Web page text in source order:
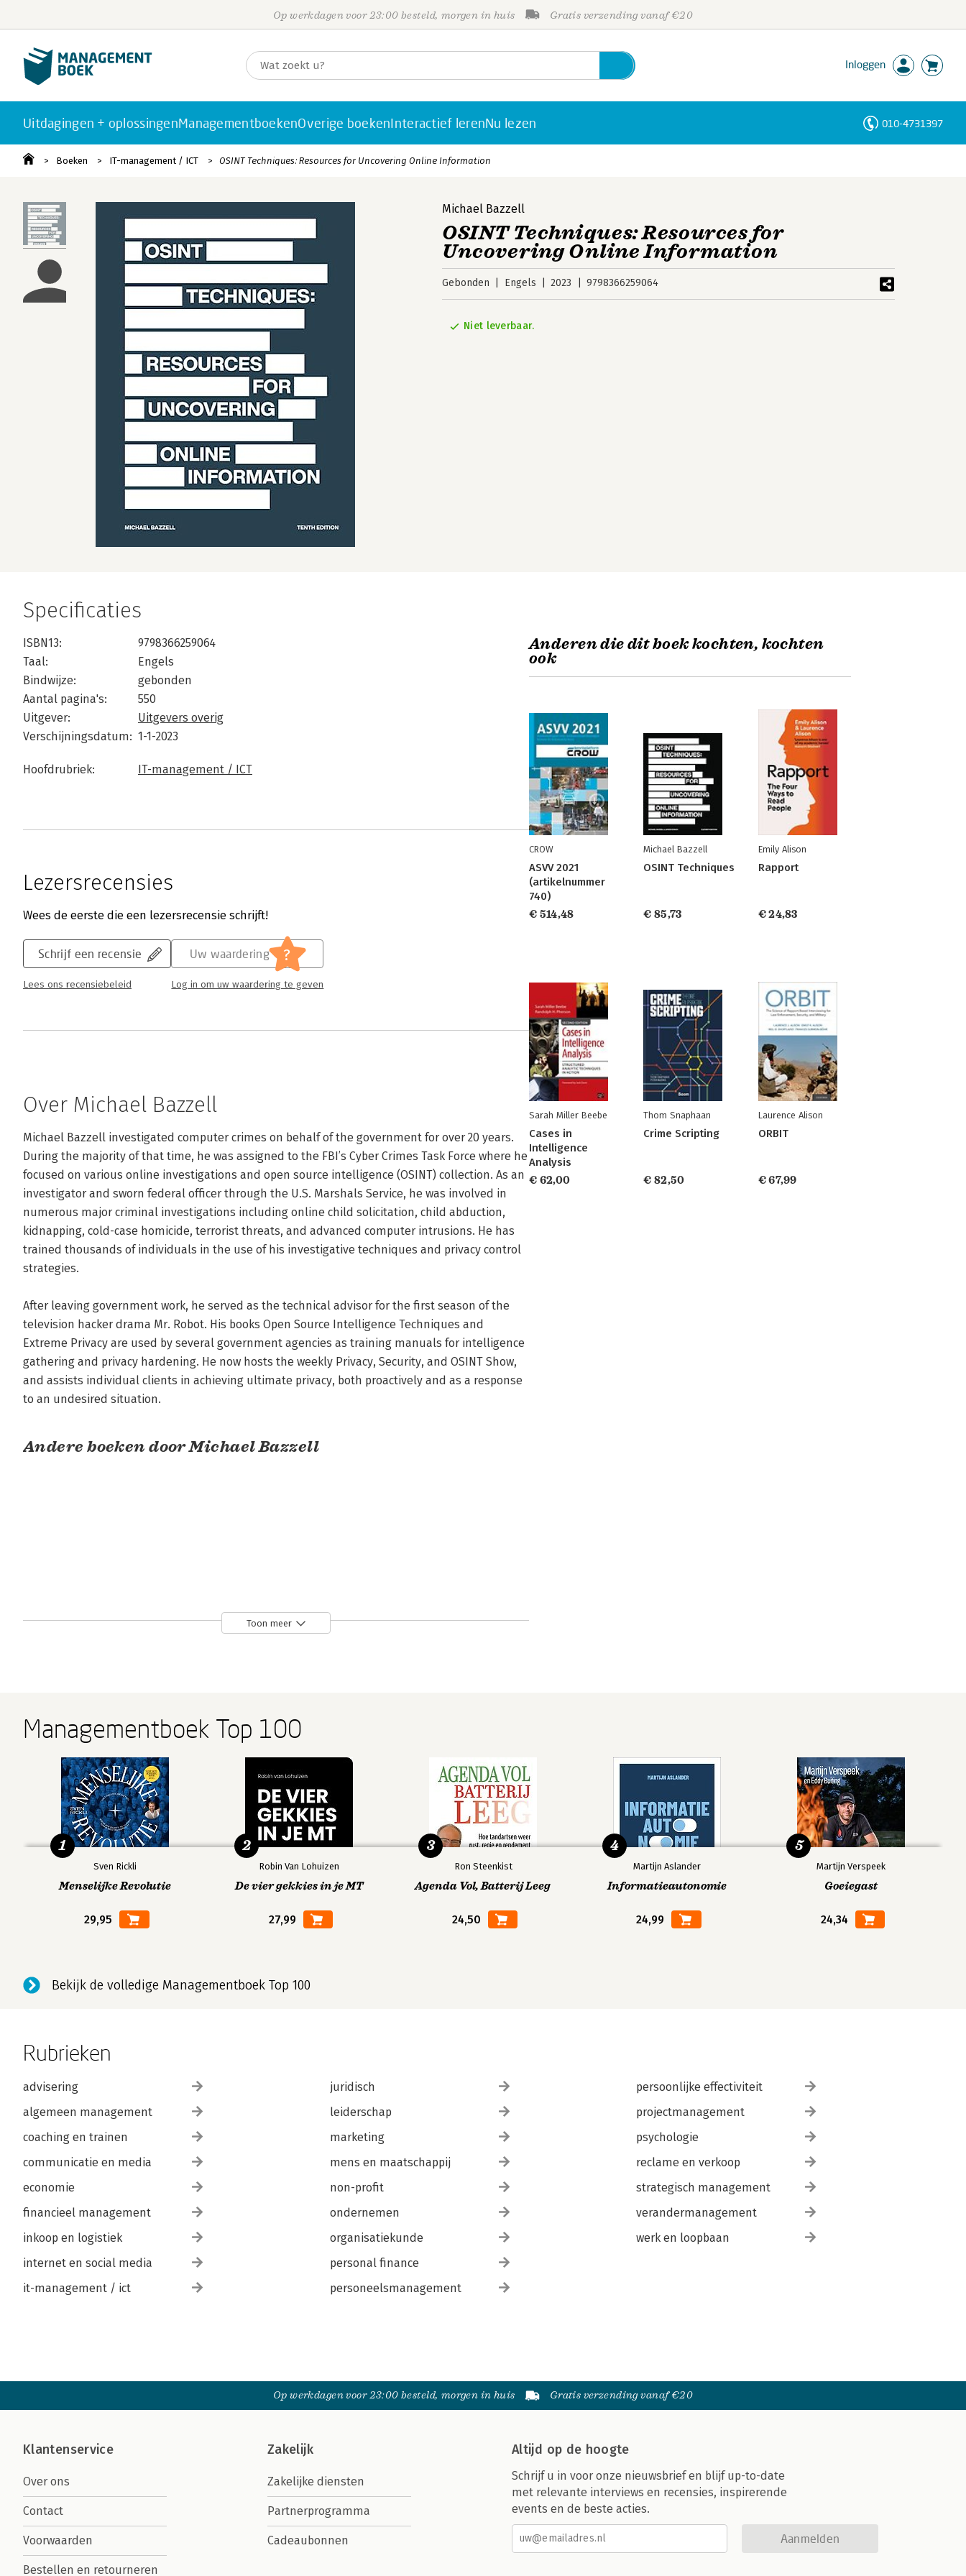
Op werkdagen voor 23:00 besteld, morgen in huis Gratis verzending vanaf €20
Inloggen
Uitdagingen + oplossingenManagementboekenOverige boekenInteractief lerenNu lezen 010-4731397
Boeken IT-management / ICT OSINT Techniques: Resources for Uncovering Online Information
Michael Bazzell
OSINT Techniques: Resources for
Uncovering Online Information
Gebonden Engels 2023 9798366259064
Niet leverbaar.
Specificaties
ISBN13:
9798366259064
Taal:
Engels
Bindwijze:
gebonden
Aantal pagina's:
550
Uitgever:
Uitgevers overig
Verschijningsdatum: 1-1-2023
Hoofdrubriek: IT-management / ICT
Lezersrecensies
Wees de eerste die een lezersrecensie schrijft!
Schrijf een recensie
Lees ons recensiebeleid
Uw waardering ?
Log in om uw waardering te geven
Over Michael Bazzell
Michael Bazzell investigated computer crimes on behalf of the government for over 20 years.
During the majority of that time, he was assigned to the FBI’s Cyber Crimes Task Force where he
focused on various online investigations and open source intelligence (OSINT) collection. As an
investigator and sworn federal officer through the U.S. Marshals Service, he was involved in
numerous major criminal investigations including online child solicitation, child abduction,
kidnapping, cold-case homicide, terrorist threats, and advanced computer intrusions. He has
trained thousands of individuals in the use of his investigative techniques and privacy control
strategies.
After leaving government work, he served as the technical advisor for the first season of the
television hacker drama Mr. Robot. His books Open Source Intelligence Techniques and
Extreme Privacy are used by several government agencies as training manuals for intelligence
gathering and privacy hardening. He now hosts the weekly Privacy, Security, and OSINT Show,
and assists individual clients in achieving ultimate privacy, both proactively and as a response
to an undesired situation.
Andere boeken door Michael Bazzell
pdf - OSINT
Bekijk alle boeken
Toon meer
Anderen die dit boek kochten, kochten
ook
CROW
ASVV 2021
(artikelnummer
740)
€ 514,48
Michael Bazzell
OSINT Techniques
€ 85,73
Emily Alison
Rapport
€ 24,83
Sarah Miller Beebe
Cases in
Intelligence
Analysis
€ 62,00
Thom Snaphaan
Crime Scripting
€ 82,50
Laurence Alison
ORBIT
€ 67,99
Managementboek Top 100
Sven Rickli
Menselijke Revolutie
29,95
1
Robin Van Lohuizen
De vier gekkies in je MT
27,99
2
Ron Steenkist
Agenda Vol, Batterij Leeg
24,50
3
Martijn Aslander
Informatieautonomie
24,99
4
Martijn Verspeek
Goeiegast
24,34
5
Bekijk de volledige Managementboek Top 100
Rubrieken
advisering
algemeen management
coaching en trainen
communicatie en media
economie
financieel management
inkoop en logistiek
internet en social media
it-management / ict
juridisch
leiderschap
marketing
mens en maatschappij
non-profit
ondernemen
organisatiekunde
personal finance
personeelsmanagement
persoonlijke effectiviteit
projectmanagement
psychologie
reclame en verkoop
strategisch management
verandermanagement
werk en loopbaan
Op werkdagen voor 23:00 besteld, morgen in huis Gratis verzending vanaf €20
Klantenservice
Over ons
Contact
Voorwaarden
Bestellen en retourneren
Zakelijk
Zakelijke diensten
Partnerprogramma
Cadeaubonnen
Altijd op de hoogte
Schrijf u in voor onze nieuwsbrief en blijf up-to-date
met relevante interviews en recensies, inspirerende
events en de beste acties.
Aanmelden
Personen